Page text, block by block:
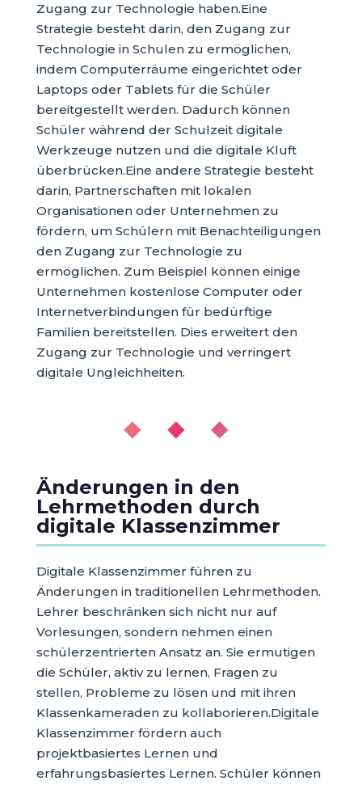
Zugang zur Technologie haben.Eine
Strategie besteht darin, den Zugang zur
Technologie in Schulen zu ermöglichen,
indem Computerräume eingerichtet oder
Laptops oder Tablets für die Schüler
bereitgestellt werden. Dadurch können
Schüler während der Schulzeit digitale
Werkzeuge nutzen und die digitale Kluft
überbrücken.Eine andere Strategie besteht
darin, Partnerschaften mit lokalen
Organisationen oder Unternehmen zu
fördern, um Schülern mit Benachteiligungen
den Zugang zur Technologie zu
ermöglichen. Zum Beispiel können einige
Unternehmen kostenlose Computer oder
Internetverbindungen für bedürftige
Familien bereitstellen. Dies erweitert den
Zugang zur Technologie und verringert
digitale Ungleichheiten.
◆ ◆ ◆
Änderungen in den
Lehrmethoden durch
digitale Klassenzimmer
Digitale Klassenzimmer führen zu
Änderungen in traditionellen Lehrmethoden.
Lehrer beschränken sich nicht nur auf
Vorlesungen, sondern nehmen einen
schülerzentrierten Ansatz an. Sie ermutigen
die Schüler, aktiv zu lernen, Fragen zu
stellen, Probleme zu lösen und mit ihren
Klassenkameraden zu kollaborieren.Digitale
Klassenzimmer fördern auch
projektbasiertes Lernen und
erfahrungsbasiertes Lernen. Schüler können